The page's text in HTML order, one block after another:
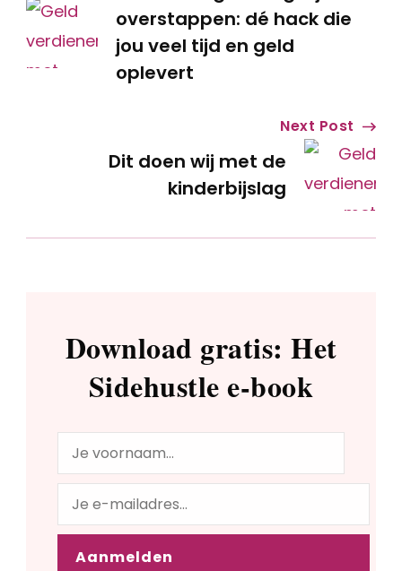
Navigation
overstappen: dé hack die
jou veel tijd en geld
oplevert
Next Post
Dit doen wij met de
kinderbijslag
Download gratis: Het
Sidehustle e-book